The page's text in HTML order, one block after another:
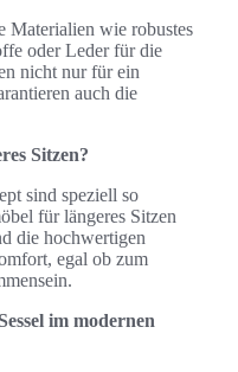
Materialien wie robustes
oder Leder für die
nicht nur für ein
auch die
Sitzen?
sind speziell so
für längeres Sitzen
die hochwertigen
egal ob zum
im modernen